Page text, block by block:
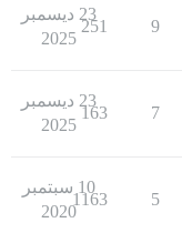
9
251
23 ديسمبر
2025
7
163
23 ديسمبر
2025
5
1163
10 سبتمبر
2020